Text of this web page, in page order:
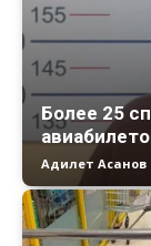
Более 25
Адилет Асанов